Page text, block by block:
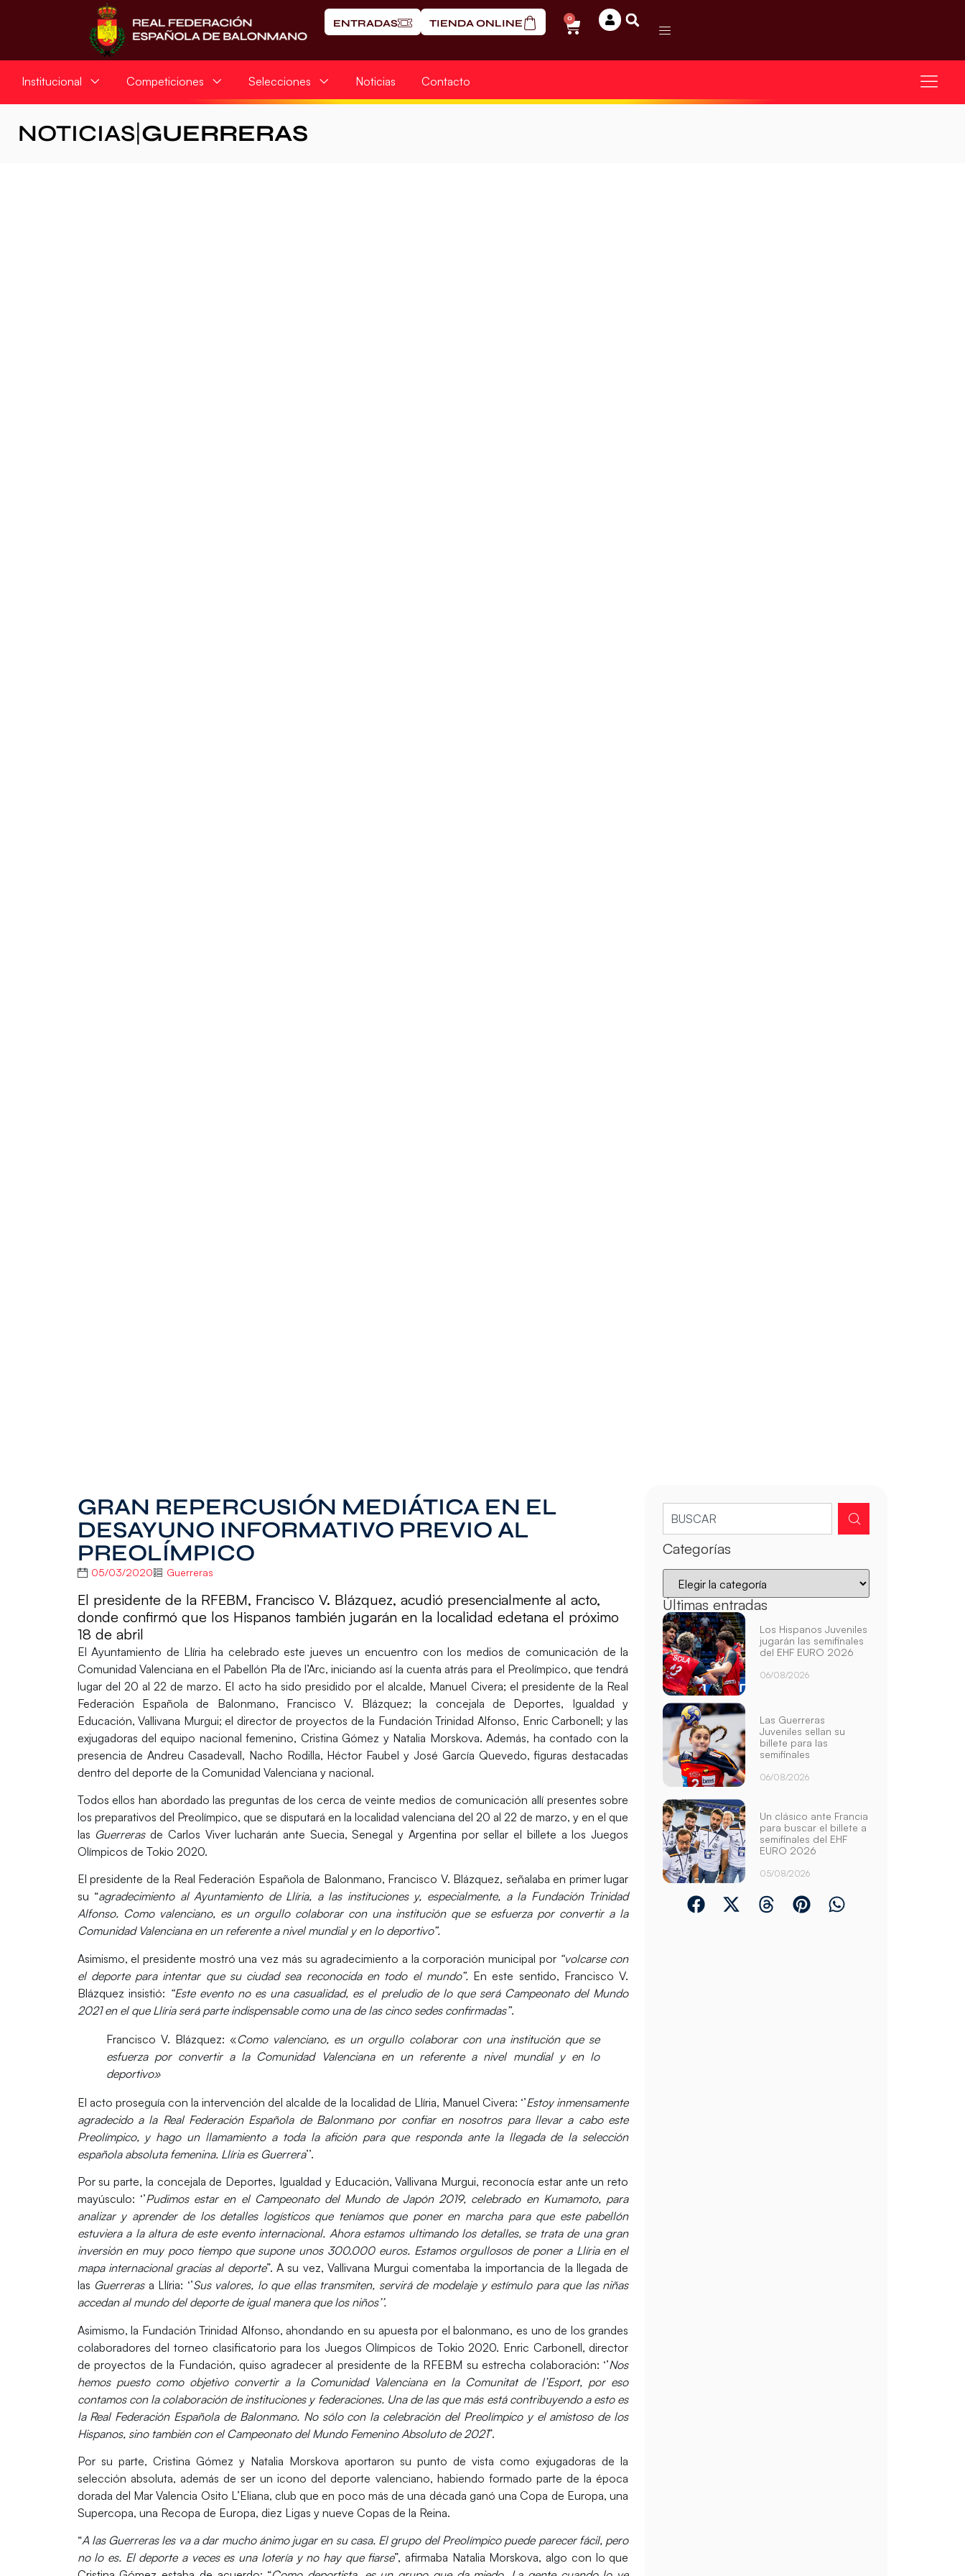
ENTRADAS TIENDA ONLINE 0
Institucional Competiciones Selecciones Noticias Contacto
NOTICIAS GUERRERAS
GRAN REPERCUSIÓN MEDIÁTICA EN EL
DESAYUNO INFORMATIVO PREVIO AL
PREOLÍMPICO
05/03/2020 Guerreras
El presidente de la RFEBM, Francisco V. Blázquez, acudió presencialmente al acto,
donde confirmó que los Hispanos también jugarán en la localidad edetana el próximo
18 de abril
ElAyuntamiento de Llíria ha celebrado este jueves un encuentro con los medios de comunicación de la
Comunidad Valenciana en el Pabellón Pla de l’Arc, iniciando así la cuenta atrás para el Preolímpico, que tendrá
lugar del 20 al 22 de marzo. El acto ha sido presidido por el alcalde, Manuel Civera; el presidente de la Real
Federación Española de Balonmano, Francisco V. Blázquez; la concejala de Deportes, Igualdad y
Educación,Vallivana Murgui; el director de proyectos de la Fundación Trinidad Alfonso, Enric Carbonell; y las
exjugadoras del equipo nacional femenino, Cristina Gómez y Natalia Morskova. Además, ha contado con la
presencia deAndreu Casadevall, Nacho Rodilla, Héctor Faubely José García Quevedo, figuras destacadas
dentro del deporte de la Comunidad Valenciana y nacional.
Todos ellos han abordado las preguntas de los cerca de veinte medios de comunicación allí presentes sobre
los preparativos del Preolímpico, que se disputará en la localidad valenciana del 20 al 22 de marzo, y en el que
las Guerrerasde Carlos Viver lucharán ante Suecia, Senegal y Argentina por sellar el billete a los Juegos
Olímpicos de Tokio 2020.
El presidente de la Real Federación Española de Balonmano, Francisco V. Blázquez, señalaba en primer lugar
su “agradecimiento al Ayuntamiento de Llíria, a las instituciones y, especialmente, a la Fundación Trinidad
Alfonso. Como valenciano, es un orgullo colaborar con una institución que se esfuerza por convertir a la
Comunidad Valenciana en un referente a nivel mundial y en lo deportivo”.
Asimismo, el presidente mostró una vez más su agradecimiento a la corporación municipal por“volcarse con
el deporte para intentar que su ciudad sea reconocida en todo el mundo”. En este sentido, Francisco V.
Blázquez insistió: “Este evento no es una casualidad, es el preludio de lo que será Campeonato del Mundo
2021 en el que Llíria será parte indispensable como una de las cinco sedes confirmadas”.
Francisco V. Blázquez: «Como valenciano, es un orgullo colaborar con una institución que se
esfuerza por convertir a la Comunidad Valenciana en un referente a nivel mundial y en lo
deportivo»
El acto proseguía con la intervención del alcalde de la localidad de Llíria, Manuel Civera: ‘’Estoy inmensamente
agradecido a la Real Federación Española de Balonmano por confiar en nosotros para llevar a cabo este
Preolímpico, y hago un llamamiento a toda la afición para que responda ante la llegada de la selección
española absoluta femenina. Llíria es Guerrera’’.
Por su parte, la concejala de Deportes, Igualdad y Educación,Vallivana Murgui,reconocía estar ante un reto
mayúsculo: ‘’Pudimos estar en el Campeonato del Mundo de Japón 2019, celebrado en Kumamoto, para
analizar y aprender de los detalles logísticos que teníamos que poner en marcha para que este pabellón
estuviera a la altura de este evento internacional. Ahora estamos ultimando los detalles, se trata de una gran
inversión en muy poco tiempo que supone unos 300.000 euros. Estamos orgullosos de poner a Llíria en el
mapa internacional gracias al deporte”. A su vez, Vallivana Murgui comentaba la importancia de la llegada de
las Guerrerasa Llíria: ‘’Sus valores, lo que ellas transmiten, servirá de modelaje y estímulo para que las niñas
accedan al mundo del deporte de igual manera que los niños’’.
Asimismo, la Fundación Trinidad Alfonso, ahondando en su apuesta por el balonmano, es uno de los grandes
colaboradores del torneo clasificatorio para los Juegos Olímpicos de Tokio 2020. Enric Carbonell, director
de proyectos de la Fundación, quiso agradecer al presidente de la RFEBM su estrecha colaboración: ‘’Nos
hemos puesto como objetivo convertir a la Comunidad Valenciana en la Comunitat de l’Esport, por eso
contamos con la colaboración de instituciones y federaciones. Una de las que más está contribuyendo a esto es
la Real Federación Española de Balonmano. No sólo con la celebración del Preolímpico y el amistoso de los
Hispanos, sino también con el Campeonato del Mundo Femenino Absoluto de 2021”.
Por su parte, Cristina Gómez y Natalia Morskova aportaron su punto de vista como exjugadoras de la
selección absoluta, además de ser un icono del deporte valenciano, habiendo formado parte de la época
dorada del Mar Valencia Osito L’Eliana, club que en poco más de una década ganó una Copa de Europa, una
Supercopa, una Recopa de Europa, diez Ligas y nueve Copas de la Reina.
“A las Guerreras les va a dar mucho ánimo jugar en su casa. El grupo del Preolímpico puede parecer fácil, pero
no lo es. El deporte a veces es una lotería y no hay que fiarse”, afirmaba Natalia Morskova, algo con lo que
Categorías
Últimas entradas
Los Hispanos Juveniles
jugarán las semifinales
del EHF EURO 2026
06/08/2026
Las Guerreras
Juveniles sellan su
billete para las
semifinales
06/08/2026
Un clásico ante Francia
para buscar el billete a
semifinales del EHF
EURO 2026
05/08/2026